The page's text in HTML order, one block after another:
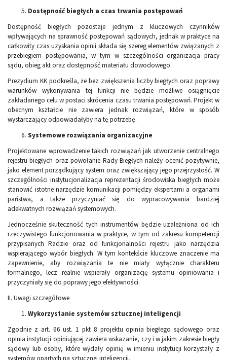
Dostępność biegłych a czas trwania postępowań
Dostępność biegłych pozostaje jednym z kluczowych czynników
wpływających na sprawność postępowań sądowych, jednak w praktyce na
całkowity czas uzyskania opinii składa się szereg elementów związanych z
przebiegiem postępowania, w tym w szczególności organizacja pracy
sądu, obieg akt oraz dostępność materiału dowodowego.
Prezydium KK podkreśla, że bez zwiększenia liczby biegłych oraz poprawy
warunków wykonywania tej funkcji nie będzie możliwe osiągnięcie
zakładanego celu w postaci skrócenia czasu trwania postępowań. Projekt w
obecnym kształcie nie zawiera jednak rozwiązań, które w sposób
wystarczający odpowiadałyby na tę potrzebę.
Systemowe rozwiązania organizacyjne
Projektowane wprowadzenie takich rozwiązań jak utworzenie centralnego
rejestru biegłych oraz powołanie Rady Biegłych należy ocenić pozytywnie,
jako element porządkujący system oraz zwiększający jego przejrzystość. W
szczególności instytucjonalizacja reprezentacji środowiska biegłych może
stanowić istotne narzędzie komunikacji pomiędzy ekspertami a organami
państwa, a także przyczyniać się do wypracowywania bardziej
adekwatnych rozwiązań systemowych.
Jednocześnie skuteczność tych instrumentów będzie uzależniona od ich
rzeczywistego funkcjonowania w praktyce, w tym od zakresu kompetencji
przypisanych Radzie oraz od funkcjonalności rejestru jako narzędzia
wspierającego wybór biegłych. W tym kontekście kluczowe znaczenie ma
zapewnienie, aby rozwiązania te nie miały wyłącznie charakteru
formalnego, lecz realnie wspierały organizację systemu opiniowania i
przyczyniały się do poprawy jego efektywności.
II. Uwagi szczegółowe
Wykorzystanie systemów sztucznej inteligencji
Zgodnie z art. 66 ust. 1 pkt 8 projektu opinia biegłego sądowego oraz
opinia instytucji opiniującej zawiera wskazanie, czy i w jakim zakresie biegły
sądowy lub osoby, które wydały opinię w imieniu instytucji korzystały z
systemów opartych na sztucznej inteligencji.